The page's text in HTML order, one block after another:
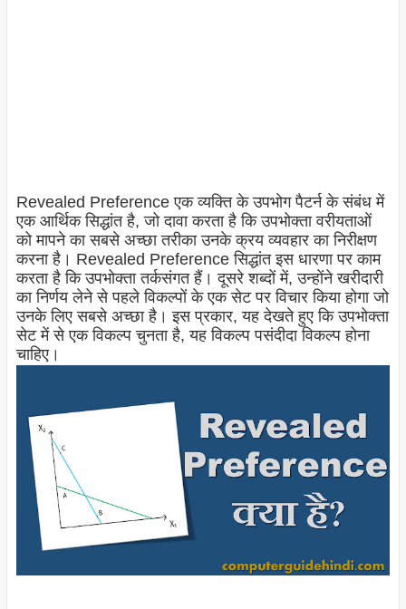
Revealed Preference एक व्यक्ति के उपभोग पैटर्न के संबंध में
एक आर्थिक सिद्धांत है, जो दावा करता है कि उपभोक्ता वरीयताओं
को मापने का सबसे अच्छा तरीका उनके क्रय व्यवहार का निरीक्षण
करना है। Revealed Preference सिद्धांत इस धारणा पर काम
करता है कि उपभोक्ता तर्कसंगत हैं। दूसरे शब्दों में, उन्होंने खरीदारी
का निर्णय लेने से पहले विकल्पों के एक सेट पर विचार किया होगा जो
उनके लिए सबसे अच्छा है। इस प्रकार, यह देखते हुए कि उपभोक्ता
सेट में से एक विकल्प चुनता है, यह विकल्प पसंदीदा विकल्प होना
चाहिए।